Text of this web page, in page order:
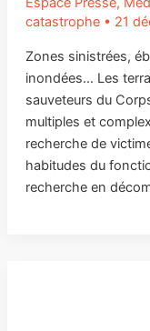
catastrophe• 21
Zones sinistrées,
inondées… Les
sauveteurs du
multiples et
recherche de
habitudes du
recherche en